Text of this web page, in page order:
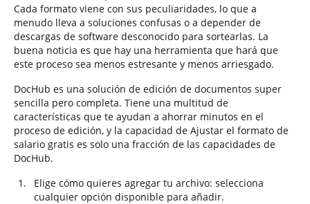
Cada formato viene con sus peculiaridades, lo que a
menudo lleva a soluciones confusas o a depender de
descargas de software desconocido para sortearlas. La
buena noticia es que hay una herramienta que hará que
este proceso sea menos estresante y menos arriesgado.
DocHub es una solución de edición de documentos super
sencilla pero completa. Tiene una multitud de
características que te ayudan a ahorrar minutos en el
proceso de edición, y la capacidad de Ajustar el formato de
salario gratis es solo una fracción de las capacidades de
DocHub.
Elige cómo quieres agregar tu archivo: selecciona
cualquier opción disponible para añadir.